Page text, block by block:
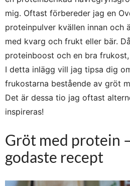
mig. Oftast förbereder jag en
proteinpulver kvällen innan och
med kvarg och frukt eller bär.
proteinboost och en bra
I detta inlägg vill jag tipsa dig
frukostarna bestående av gröt
Det är dessa tio jag oftast
inspireras!
Gröt med protein
godaste recept